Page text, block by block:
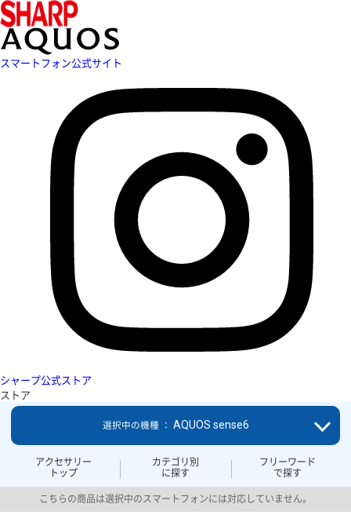
スマートフォン公式サイト
シャープ公式ストア
ストア
アクセサリー
トップ
カテゴリ別
に探す
フリーワード
で探す
選択中の機種 ： AQUOS sense6
こちらの商品は選択中のスマートフォンには対応していません。